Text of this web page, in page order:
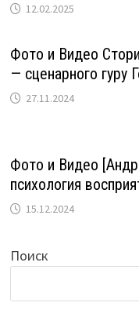
12.02.2025
Фото и Видео
— сценарного гуру
27.11.2024
Фото и Видео
психология
15.12.2024
Поиск